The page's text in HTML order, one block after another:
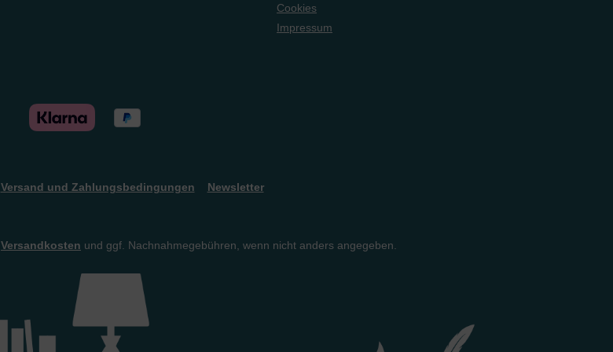
Cookies
Impressum
Versand und Zahlungsbedingungen Newsletter
Versandkosten und ggf. Nachnahmegebühren, wenn nicht anders angegeben.